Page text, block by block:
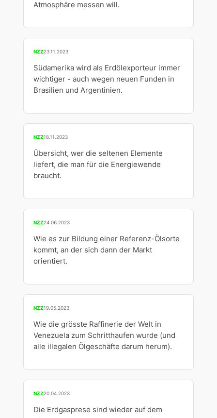
Atmosphäre messen will.
NZZ23.11.2023
Südamerika wird als Erdölexporteur immer
wichtiger - auch wegen neuen Funden in
Brasilien und Argentinien.
NZZ18.11.2023
Übersicht, wer die seltenen Elemente
liefert, die man für die Energiewende
braucht.
NZZ24.06.2023
Wie es zur Bildung einer Referenz-Ölsorte
kommt, an der sich dann der Markt
orientiert.
NZZ19.05.2023
Wie die grösste Raffinerie der Welt in
Venezuela zum Schritthaufen wurde (und
alle illegalen Ölgeschäfte darum herum).
NZZ20.04.2023
Die Erdgasprese sind wieder auf dem